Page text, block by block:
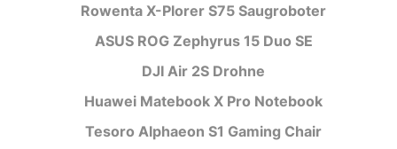
Rowenta X-Plorer S75 Saugroboter
ASUS ROG Zephyrus 15 Duo SE
DJI Air 2S Drohne
Huawei Matebook X Pro Notebook
Tesoro Alphaeon S1 Gaming Chair